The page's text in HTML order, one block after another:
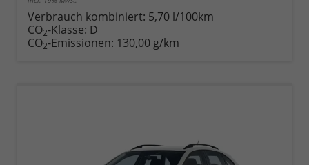
anfordern
Datei,
Verbrauch kombiniert: 5,70 l/100km
CO2-Klasse: D
CO2-Emissionen: 130,00 g/km